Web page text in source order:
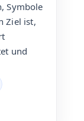
Symbole
Ziel ist,
und